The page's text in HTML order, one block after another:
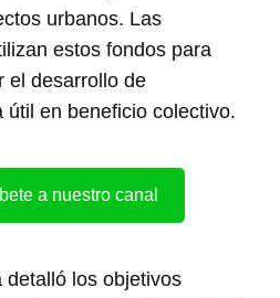
urbanos. Las
estos fondos para
el desarrollo de
útil en beneficio colectivo.
a nuestro canal
detalló los objetivos